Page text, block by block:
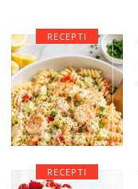
RECEPTI
RECEPTI